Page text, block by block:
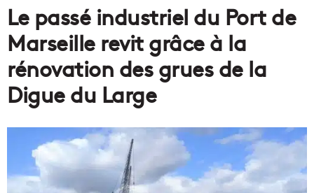
Le passé industriel du Port de
Marseille revit grâce à la
rénovation des grues de la
Digue du Large